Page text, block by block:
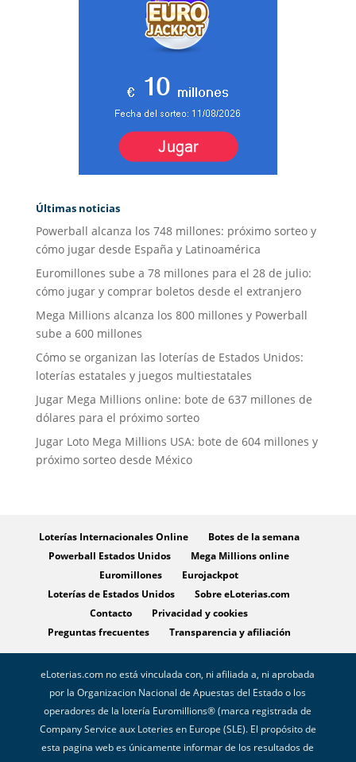
Últimas noticias
Powerball alcanza los 748 millones: próximo sorteo y
cómo jugar desde España y Latinoamérica
Euromillones sube a 78 millones para el 28 de julio:
cómo jugar y comprar boletos desde el extranjero
Mega Millions alcanza los 800 millones y Powerball
sube a 600 millones
Cómo se organizan las loterías de Estados Unidos:
loterías estatales y juegos multiestatales
Jugar Mega Millions online: bote de 637 millones de
dólares para el próximo sorteo
Jugar Loto Mega Millions USA: bote de 604 millones y
próximo sorteo desde México
Loterías Internacionales Online
Botes de la semana
Powerball Estados Unidos
Mega Millions online
Euromillones
Eurojackpot
Loterías de Estados Unidos
Sobre eLoterias.com
Contacto
Privacidad y cookies
Preguntas frecuentes
Transparencia y afiliación
eLoterias.com no está vinculada con, ni afiliada a, ni aprobada
por la Organizacion Nacional de Apuestas del Estado o los
operadores de la lotería Euromillions® (marca registrada de
Company Service aux Loteries en Europe (SLE). El propósito de
esta pagina web es únicamente informar de los resultados de